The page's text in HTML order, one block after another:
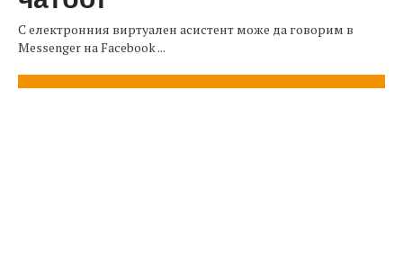
С електронния виртуален асистент може да говорим в
Messenger на Facebook ...